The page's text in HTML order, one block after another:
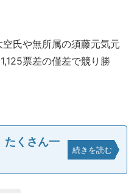
氏や無所属の須藤元気元
票差の僅差で競り勝
たくさん一
続きを読む